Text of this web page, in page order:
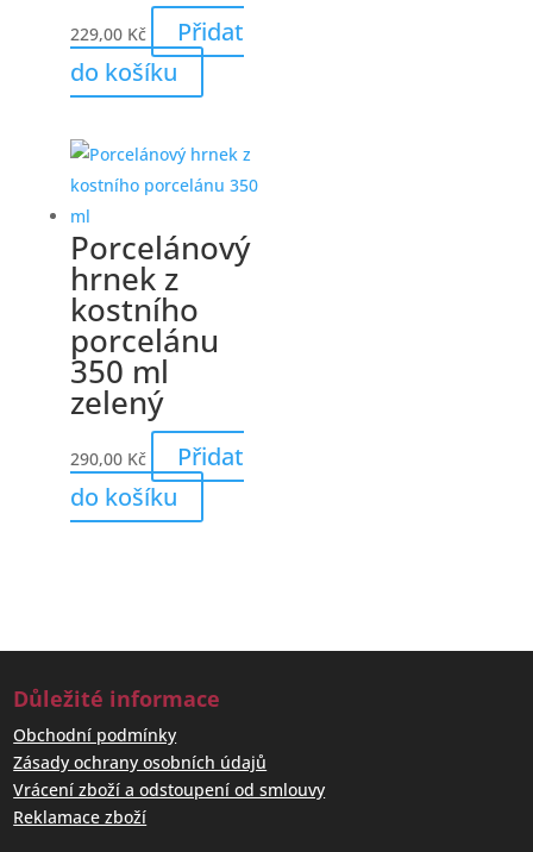
229,00 Kč
Přidat
do košíku
Porcelánový
hrnek z
kostního
porcelánu
350 ml
zelený
290,00 Kč
Přidat
do košíku
Důležité informace
Obchodní podmínky
Zásady ochrany osobních údajů
Vrácení zboží a odstoupení od smlouvy
Reklamace zboží